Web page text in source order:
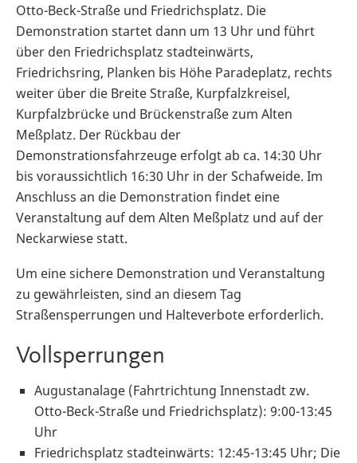
Otto-Beck-Straße und Friedrichsplatz. Die
Demonstration startet dann um 13 Uhr und führt
über den Friedrichsplatz stadteinwärts,
Friedrichsring, Planken bis Höhe Paradeplatz, rechts
weiter über die Breite Straße, Kurpfalzkreisel,
Kurpfalzbrücke und Brückenstraße zum Alten
Meßplatz. Der Rückbau der
Demonstrationsfahrzeuge erfolgt ab ca. 14:30 Uhr
bis voraussichtlich 16:30 Uhr in der Schafweide. Im
Anschluss an die Demonstration findet eine
Veranstaltung auf dem Alten Meßplatz und auf der
Neckarwiese statt.
Um eine sichere Demonstration und Veranstaltung
zu gewährleisten, sind an diesem Tag
Straßensperrungen und Halteverbote erforderlich.
Vollsperrungen
Augustanalage (Fahrtrichtung Innenstadt zw.
Otto-Beck-Straße und Friedrichsplatz): 9:00-13:45
Uhr
Friedrichsplatz stadteinwärts: 12:45-13:45 Uhr; Die